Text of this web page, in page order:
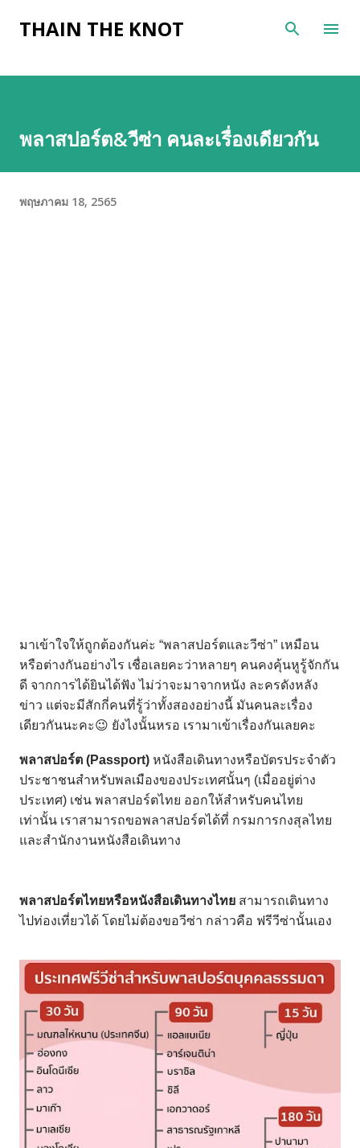
ข้ามไปที่เนื้อหาหลัก
THAIN THE KNOT
พลาสปอร์ต&วีซ่า คนละเรื่องเดียวกัน
พฤษภาคม 18, 2565
มาเข้าใจให้ถูกต้องกันค่ะ “พลาสปอร์ตและวีซ่า” เหมือน
หรือต่างกันอย่างไร เชื่อเลยคะว่าหลายๆ คนคงคุ้นหูรู้จักกัน
ดี จากการได้ยินได้ฟัง ไม่ว่าจะมาจากหนัง ละครดังหลัง
ข่าว แต่จะมีสักกี่คนที่รู้ว่าทั้งสองอย่างนี้ มันคนละเรื่อง
เดียวกันนะคะ😉 ยังไงนั้นหรอ เรามาเข้าเรื่องกันเลยคะ
พลาสปอร์ต (Passport) หนังสือเดินทางหรือบัตรประจำตัว
ประชาชนสำหรับพลเมืองของประเทศนั้นๆ (เมื่ออยู่ต่าง
ประเทศ) เช่น พลาสปอร์ตไทย ออกให้สำหรับคนไทย
เท่านั้น เราสามารถขอพลาสปอร์ตได้ที่ กรมการกงสุลไทย
และสำนักงานหนังสือเดินทาง
พลาสปอร์ตไทยหรือหนังสือเดินทางไทย สามารถเดินทาง
ไปท่องเที่ยวได้ โดยไม่ต้องขอวีซ่า กล่าวคือ ฟรีวีซ่านั้นเอง